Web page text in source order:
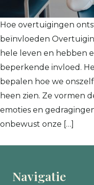
Hoe overtuigingen
beïnvloeden
hele leven en hebben
beperkende invloed.
bepalen hoe we
heen zien. Ze vormen
emoties en
onbewust onze […]
Navigatie